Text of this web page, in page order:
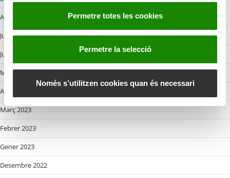
n
m
e
t
Permetre totes les cookies
Permetre la selecció
Només s’utilitzen cookies quan és necessari
Agost 2023
Juliol 2023
Juny 2023
Maig 2023
Abril 2023
Març 2023
Febrer 2023
Gener 2023
Desembre 2022